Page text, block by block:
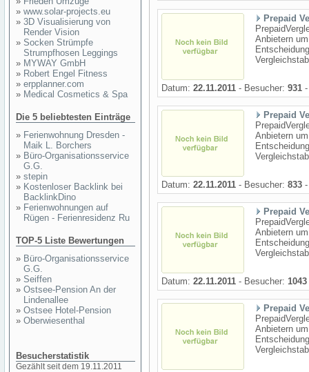
» www.solar-projects.eu
» 3D Visualisierung von
Render Vision
» Socken Strümpfe
Strumpfhosen Leggings
» MYWAY GmbH
» Robert Engel Fitness
» erpplanner.com
» Medical Cosmetics & Spa
Die 5 beliebtesten Einträge
» Ferienwohnung Dresden -
Maik L. Borchers
» Büro-Organisationsservice
G.G.
» stepin
» Kostenloser Backlink bei
BacklinkDino
» Ferienwohnungen auf
Rügen - Ferienresidenz Ru
TOP-5 Liste Bewertungen
» Büro-Organisationsservice
G.G.
» Seiffen
» Ostsee-Pension An der
Lindenallee
» Ostsee Hotel-Pension
» Oberwiesenthal
Besucherstatistik
Gezählt seit dem 19.11.2011
Prepaid
Anbietern
Datum: 22.11.2011 - Besucher: 931
Prepaid
Anbietern
Datum: 22.11.2011 - Besucher: 833
Prepaid
Anbietern
Datum: 22.11.2011 - Besucher: 1043
Prepaid
Anbietern